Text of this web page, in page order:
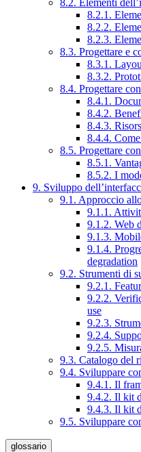
8.2. Elementi
8.2.1.
8.2.2.
8.2.3.
8.3. Progettare e
8.3.1.
8.3.2.
8.4. Progettare
8.4.1.
8.4.2.
8.4.3.
8.4.4.
8.5. Progettare
8.5.1.
8.5.2. I
9. Sviluppo
9.1. Approccio
9.1.1.
9.1.2. Web
9.1.3.
9.1.4.
degradation
9.2. Strumenti di
9.2.1.
9.2.2.
use
9.2.3.
9.2.4.
9.2.5.
9.3. Catalogo del
9.4. Sviluppare
9.4.1. Il
9.4.2. Il kit
9.4.3. Il kit
9.5. Sviluppare
glossario